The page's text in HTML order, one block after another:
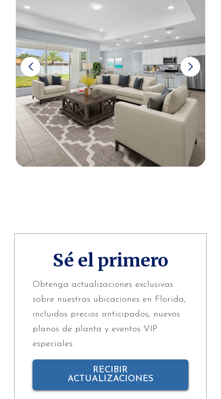
Sé el primero
Obtenga actualizaciones exclusivas
sobre nuestras ubicaciones en Florida,
incluidos precios anticipados, nuevos
planos de planta y eventos VIP
especiales.
RECIBIR
ACTUALIZACIONES